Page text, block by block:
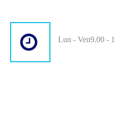
Lun - Ven9.00 -